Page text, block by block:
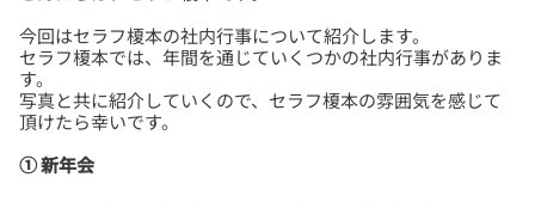
今回はセラフ榎本の社内行事について紹介します。
セラフ榎本では、年間を通じていくつかの社内行事がありま
す。
写真と共に紹介していくので、セラフ榎本の雰囲気を感じて
① 新年会